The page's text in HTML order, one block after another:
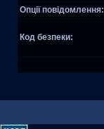
Опції повідомлення:
Код безпеки: